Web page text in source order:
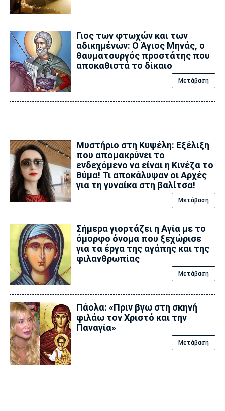
Γιος των φτωχών και των
αδικημένων: Ο Άγιος Μηνάς, ο
θαυματουργός προστάτης που
αποκαθιστά το δίκαιο
Μετάβαση
Μυστήριο στη Κυψέλη: Εξέλιξη
που απομακρύνει το
ενδεχόμενο να είναι η Κινέζα το
θύμα! Τι αποκάλυψαν οι Αρχές
για τη γυναίκα στη βαλίτσα!
Μετάβαση
Σήμερα γιορτάζει η Αγία με το
όμορφο όνομα που ξεχώρισε
για τα έργα της αγάπης και της
φιλανθρωπίας
Μετάβαση
Πάολα: «Πριν βγω στη σκηνή
φιλάω τον Χριστό και την
Παναγία»
Μετάβαση